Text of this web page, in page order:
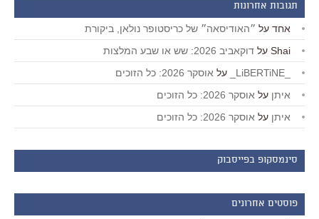
תגובות אחרונות
אחד על ״האודיסאה״ של כריסטופר נולאן, ביקורת
Shai על דוקאביב 2026: שש או שבע המלצות
על אוסקר 2026: כל הזוכים
איתן על אוסקר 2026: כל הזוכים
איתן על אוסקר 2026: כל הזוכים
סינמסקופ בפייסבוק
פוסטים אחרונים